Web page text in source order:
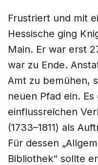
Frustriert und mit
Hessische ging
Main. Er war erst
war zu Ende.
Amt zu bemühen,
neuen Pfad ein.
einflussreichen
(1733–1811) als
Für dessen
Bibliothek“ sollte